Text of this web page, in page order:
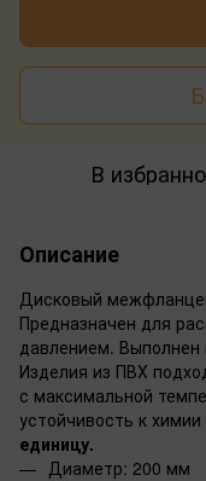
В
Описание
Дисковый
Предназначен для
давлением. Выполнен
Изделия из ПВХ
с максимальной
устойчивость к
единицу.
Диаметр: 200 мм